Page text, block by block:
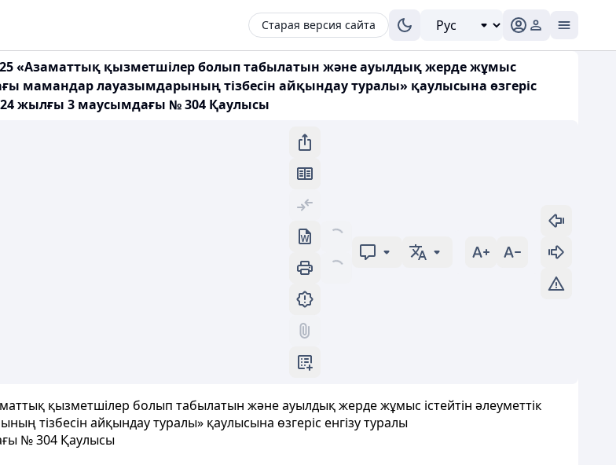
Старая версия сайта
25 «Азаматтық қызметшілер болып табылатын және ауылдық жерде жұмыс
мамандар лауазымдарының тізбесін айқындау туралы» қаулысына өзгеріс
жылғы 3 маусымдағы № 304 Қаулысы
қызметшілер болып табылатын және ауылдық жерде жұмыс істейтін әлеуметтік
тізбесін айқындау туралы» қаулысына өзгеріс енгізу туралы
№ 304 Қаулысы